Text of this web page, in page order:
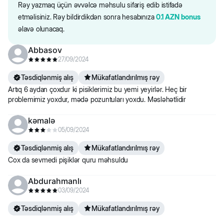
üçündür. Bütün məhsul məlumatları birbaşa qablaşdırmada təqdim
olunur.
Rəy yazmaq üçün əvvəlcə məhsulu sifariş edib istifadə
etməlisiniz. Rəy bildirdikdən sonra hesabınıza0.1 AZN bonus
əlavə olunacaq.
Abbasov
27/09/2024
Təsdiqlənmiş alış
Mükafatlandırılmış rəy
Artıq 6 aydan çoxdur ki pisiklerimiz bu yemi yeyirlər. Heç bir
problemimiz yoxdur, mədə pozuntuları yoxdu. Məsləhətlidir
kəmalə
05/09/2024
Təsdiqlənmiş alış
Mükafatlandırılmış rəy
Cox da sevmedi pişiklər quru məhsuldu
Abdurahmanlı
03/09/2024
Təsdiqlənmiş alış
Mükafatlandırılmış rəy